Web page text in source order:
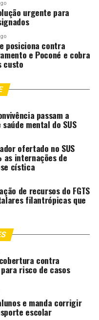
e transformação
como a Associação dos
e o Teatro Rachel de
CARNAVAL
JAZZ
TÊM
volta às ruas no
Salvador completa
urgente para
posiciona contra
e Poconé e cobra
custo
passam a
mental do SUS
ofertado no SUS
as internações de
cística
de recursos do FGTS
filantrópicas que
contra
risco de casos
e manda corrigir
escolar